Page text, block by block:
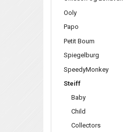
Ooly
Papo
Petit Boum
Spiegelburg
SpeedyMonkey
Steiff
Baby
Child
Collectors